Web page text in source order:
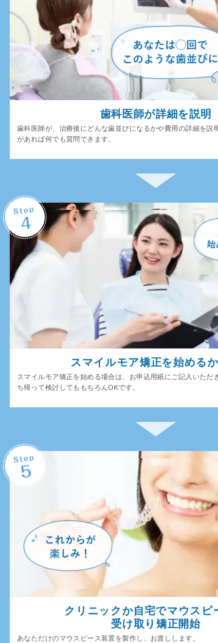
歯科医師が詳細を説明
歯科医師が、治療後にどんな歯並びになるかや費用の詳細を説
があれば何でも質問できます。
スマイルモア矯正を始める
スマイルモア矯正を始める場合は、お申込用紙にご記入いただ
ち帰って検討してももちろんOKです。
クリニックか自宅でマウスピ
受け取り矯正開始
あなただけのマウスピース装置を製作し、お渡しします。